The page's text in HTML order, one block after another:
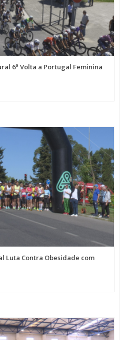
6ª Volta a Portugal Feminina
Luta Contra Obesidade com